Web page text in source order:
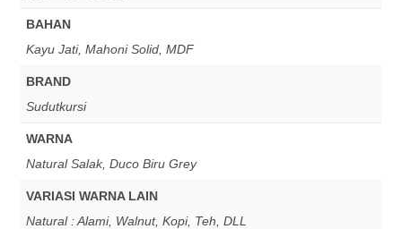
BAHAN
Kayu Jati, Mahoni Solid, MDF
BRAND
Sudutkursi
WARNA
Natural Salak, Duco Biru Grey
VARIASI WARNA LAIN
Natural : Alami, Walnut, Kopi, Teh, DLL